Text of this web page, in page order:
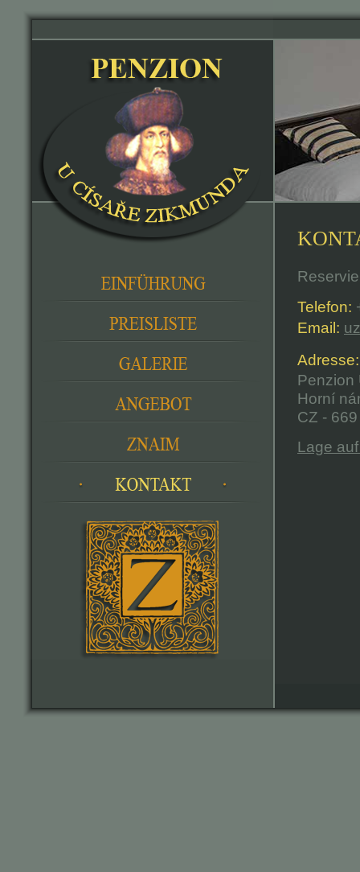
Telefon:
Email:
Adresse:
Penzion
Horní
CZ -
Lage